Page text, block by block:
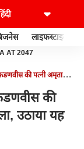
लाइफस्टाइल
AT 2047
की पत्नी अमृता
की
उठाया यह